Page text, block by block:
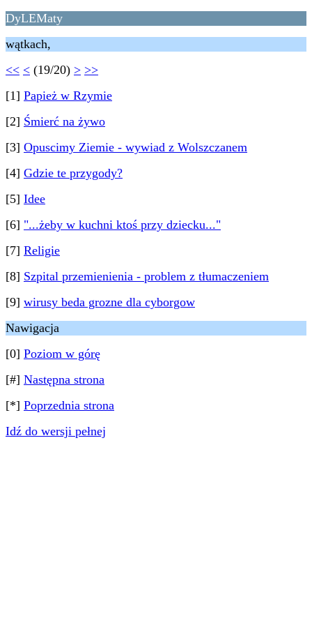
DyLEMaty
wątkach,
<< < (19/20) > >>
[1] Papież w Rzymie
[2] Śmierć na żywo
[3] Opuscimy Ziemie - wywiad z Wolszczanem
[4] Gdzie te przygody?
[5] Idee
[6] "...żeby w kuchni ktoś przy dziecku..."
[7] Religie
[8] Szpital przemienienia - problem z tłumaczeniem
[9] wirusy beda grozne dla cyborgow
Nawigacja
[0] Poziom w górę
[#] Następna strona
[*] Poprzednia strona
Idź do wersji pełnej